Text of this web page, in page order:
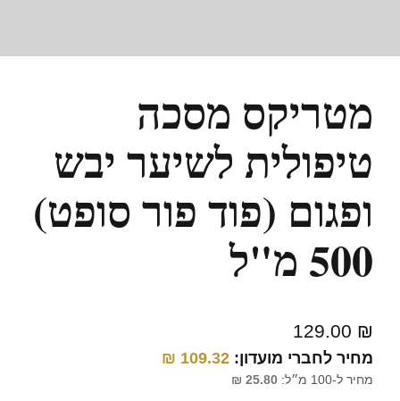
מטריקס מסכה
טיפולית לשיער יבש
ופגום (פוד פור סופט)
500 מ"ל
129.00 ₪
מחיר לחברי מועדון: 109.32
₪
מחיר ל-100 מ״ל: 25.80
₪